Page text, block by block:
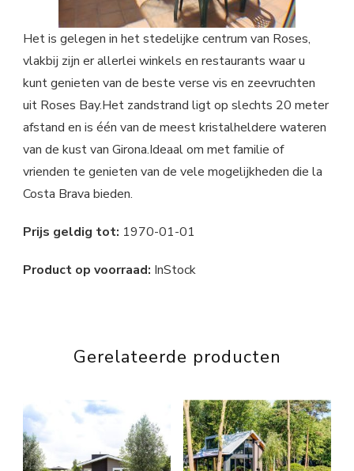
Het is gelegen in het stedelijke centrum van Roses,
vlakbij zijn er allerlei winkels en restaurants waar u
kunt genieten van de beste verse vis en zeevruchten
uit Roses Bay.Het zandstrand ligt op slechts 20 meter
afstand en is één van de meest kristalheldere wateren
van de kust van Girona.Ideaal om met familie of
vrienden te genieten van de vele mogelijkheden die la
Costa Brava bieden.
Prijs geldig tot: 1970-01-01
Product op voorraad: InStock
Gerelateerde producten